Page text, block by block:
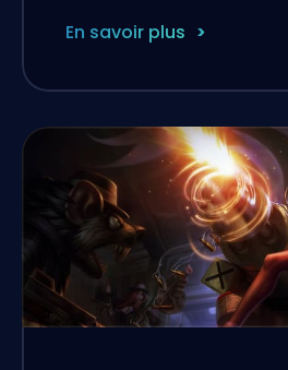
En savoir plus